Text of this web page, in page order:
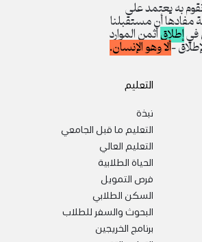
به يعتمد على
مفادها أن مستقبلنا
فيإطلاق أثمن الموارد
–ألا وهو الإنسان.
التعليم
نبذة
التعليم ما قبل الجامعي
التعليم العالي
الحياة الطلابية
فرص التمويل
السكن الطلابي
البحوث والسفر للطلاب
برنامج الخريجين